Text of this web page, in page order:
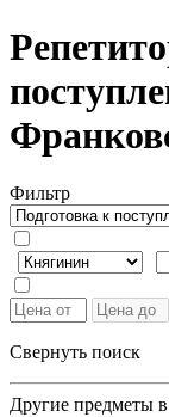
Фильтр
Свернуть поиск
Другие предметы